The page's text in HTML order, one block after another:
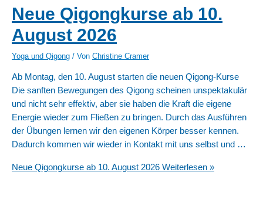
Neue Qigongkurse ab 10.
August 2026
Yoga und Qigong / Von Christine Cramer
Ab Montag, den 10. August starten die neuen Qigong-Kurse
Die sanften Bewegungen des Qigong scheinen unspektakulär
und nicht sehr effektiv, aber sie haben die Kraft die eigene
Energie wieder zum Fließen zu bringen. Durch das Ausführen
der Übungen lernen wir den eigenen Körper besser kennen.
Dadurch kommen wir wieder in Kontakt mit uns selbst und …
Neue Qigongkurse ab 10. August 2026 Weiterlesen »